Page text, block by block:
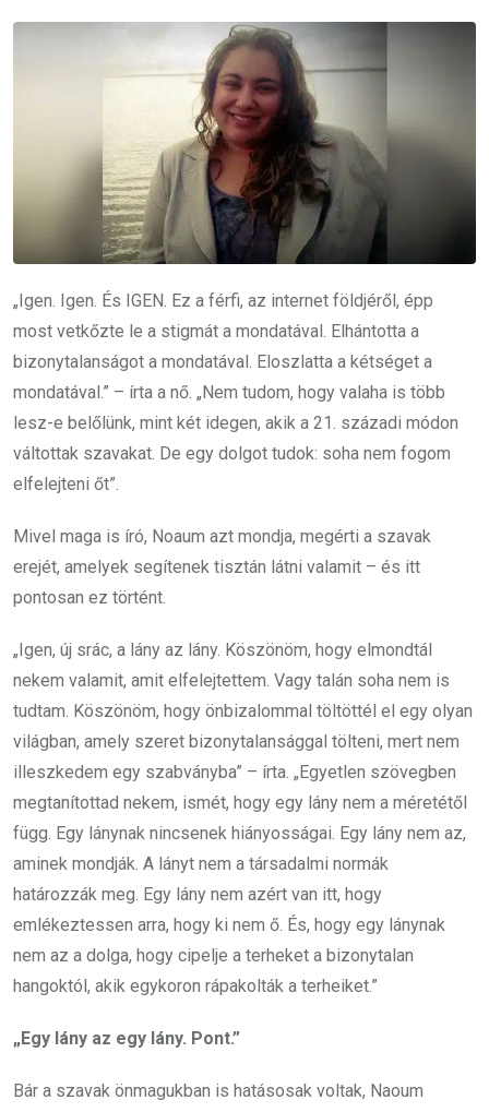
„Igen. Igen. És IGEN. Ez a férfi, az internet földjéről, épp
most vetkőzte le a stigmát a mondatával. Elhántotta a
bizonytalanságot a mondatával. Eloszlatta a kétséget a
mondatával.” – írta a nő. „Nem tudom, hogy valaha is több
lesz-e belőlünk, mint két idegen, akik a 21. századi módon
váltottak szavakat. De egy dolgot tudok: soha nem fogom
elfelejteni őt”.
Mivel maga is író, Noaum azt mondja, megérti a szavak
erejét, amelyek segítenek tisztán látni valamit – és itt
pontosan ez történt.
„Igen, új srác, a lány az lány. Köszönöm, hogy elmondtál
nekem valamit, amit elfelejtettem. Vagy talán soha nem is
tudtam. Köszönöm, hogy önbizalommal töltöttél el egy olyan
világban, amely szeret bizonytalansággal tölteni, mert nem
illeszkedem egy szabványba” – írta. „Egyetlen szövegben
megtanítottad nekem, ismét, hogy egy lány nem a méretétől
függ. Egy lánynak nincsenek hiányosságai. Egy lány nem az,
aminek mondják. A lányt nem a társadalmi normák
határozzák meg. Egy lány nem azért van itt, hogy
emlékeztessen arra, hogy ki nem ő. És, hogy egy lánynak
nem az a dolga, hogy cipelje a terheket a bizonytalan
hangoktól, akik egykoron rápakolták a terheiket.”
„Egy lány az egy lány. Pont.”
Bár a szavak önmagukban is hatásosak voltak, Naoum